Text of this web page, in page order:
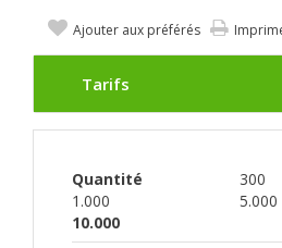
Ajouter aux préférés
Tarifs
Quantité
300
1.000
5.000
10.000